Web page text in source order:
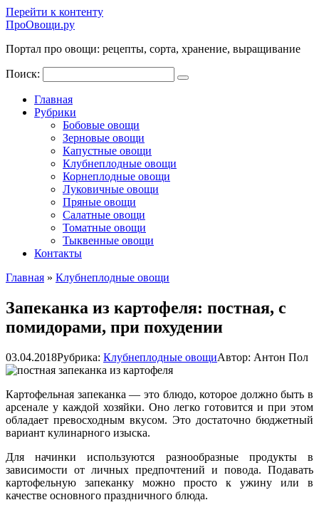
Перейти к контенту
ПроОвощи.ру
Портал про овощи: рецепты, сорта, хранение, выращивание
Поиск:
Главная
Рубрики
Бобовые овощи
Зерновые овощи
Капустные овощи
Клубнеплодные овощи
Корнеплодные овощи
Луковичные овощи
Пряные овощи
Салатные овощи
Томатные овощи
Тыквенные овощи
Контакты
Главная » Клубнеплодные овощи
Запеканка из картофеля: постная, с
помидорами, при похудении
03.04.2018Рубрика: Клубнеплодные овощиАвтор: Антон Пол
Картофельная запеканка — это блюдо, которое должно быть в
арсенале у каждой хозяйки. Оно легко готовится и при этом
обладает превосходным вкусом. Это достаточно бюджетный
вариант кулинарного изыска.
Для начинки используются разнообразные продукты в
зависимости от личных предпочтений и повода. Подавать
картофельную запеканку можно просто к ужину или в
качестве основного праздничного блюда.